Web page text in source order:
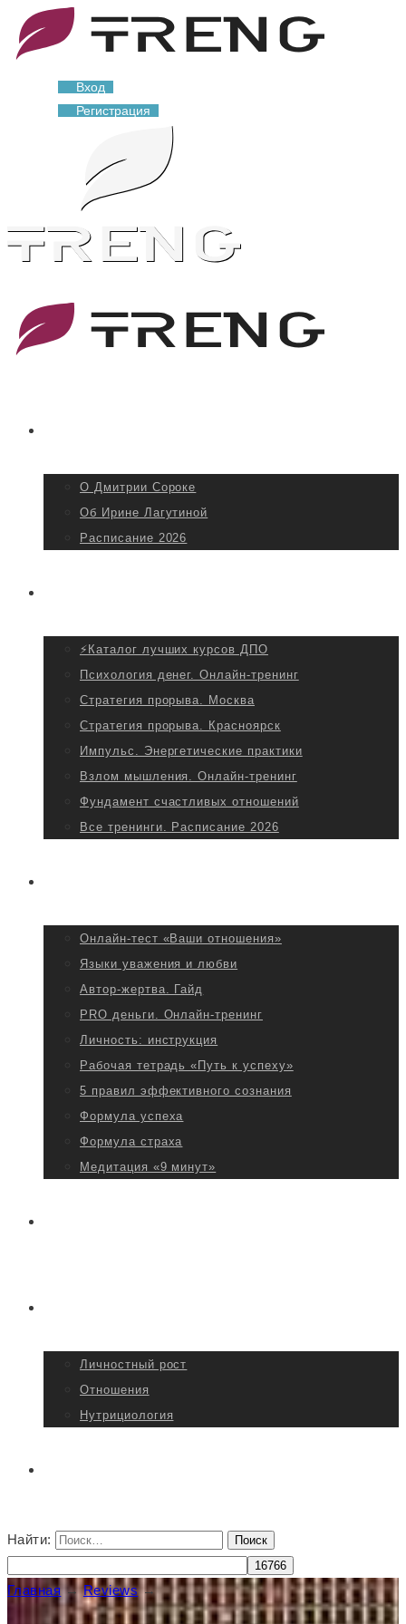
Вход
Регистрация
О Дмитрии Сорокe
Об Ирине Лагутиной
Расписание 2026
⚡Каталог лучших курсов ДПО
Психология денег. Онлайн-тренинг
Стратегия прорыва. Москва
Стратегия прорыва. Красноярск
Импульс. Энергетические практики
Взлом мышления. Онлайн-тренинг
Фундамент счастливых отношений
Все тренинги. Расписание 2026
Онлайн-тест «Ваши отношения»
Языки уважения и любви
Автор-жертва. Гайд
PRO деньги. Онлайн-тренинг
Личность: инструкция
Рабочая тетрадь «Путь к успеху»
5 правил эффективного сознания
Формула успеха
Формула страха
Медитация «9 минут»
Личностный рост
Отношения
Нутрициология
Найти:
Главная → Reviews →